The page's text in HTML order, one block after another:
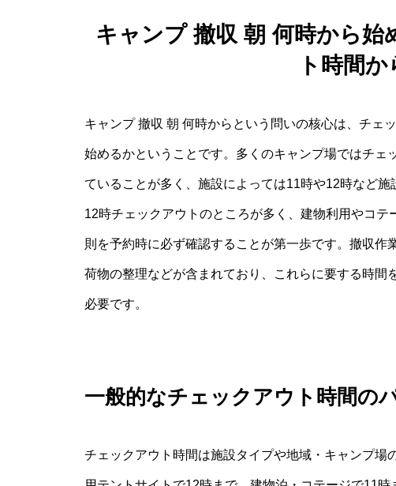
キャンプ 撤収 朝 何時から
ト時間
キャンプ 撤収 朝 何時からという問いの核心は、チェ
始めるかということです。多くのキャンプ場ではチ
ていることが多く、施設によっては11時や12時など
12時チェックアウトのところが多く、建物利用やコ
則を予約時に必ず確認することが第一歩です。撤収作
荷物の整理などが含まれており、これらに要する時
必要です。
一般的なチェックアウト時間の
チェックアウト時間は施設タイプや地域・キャンプ場